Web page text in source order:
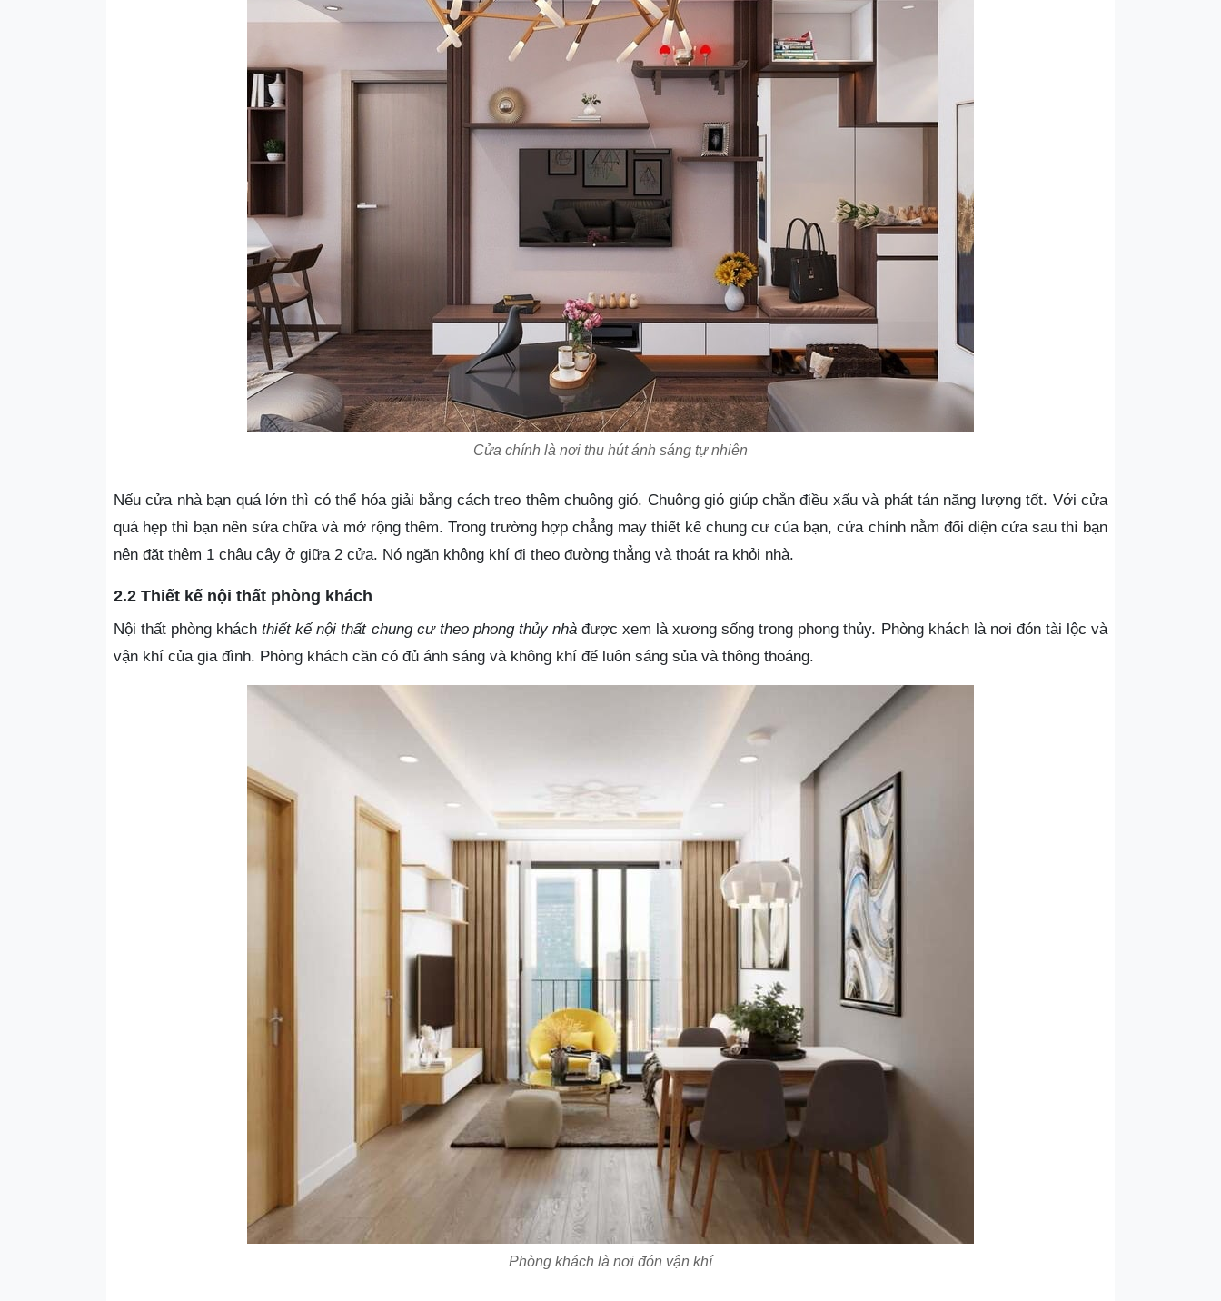
Cửa chính là nơi thu hút ánh sáng tự nhiên
Nếu cửa nhà bạn quá lớn thì có thể hóa giải bằng cách treo thêm chuông gió. Chuông gió giúp chắn điều xấu và phát tán năng lượng tốt. Với cửa
quá hẹp thì bạn nên sửa chữa và mở rộng thêm. Trong trường hợp chẳng may thiết kế chung cư của bạn, cửa chính nằm đối diện cửa sau thì bạn
nên đặt thêm 1 chậu cây ở giữa 2 cửa. Nó ngăn không khí đi theo đường thẳng và thoát ra khỏi nhà.
2.2 Thiết kế nội thất phòng khách
Nội thất phòng kháchthiết kế nội thất chung cư theo phong thủy nhàđược xem là xương sống trong phong thủy. Phòng khách là nơi đón tài lộc và
vận khí của gia đình. Phòng khách cần có đủ ánh sáng và không khí để luôn sáng sủa và thông thoáng.
Phòng khách là nơi đón vận khí